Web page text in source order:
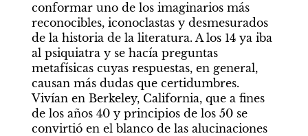
conformar uno de los imaginarios más
reconocibles, iconoclastas y desmesurados
de la historia de la literatura. A los 14 ya iba
al psiquiatra y se hacía preguntas
metafísicas cuyas respuestas, en general,
causan más dudas que certidumbres.
Vivían en Berkeley, California, que a fines
de los años 40 y principios de los 50 se
convirtió en el blanco de las alucinaciones